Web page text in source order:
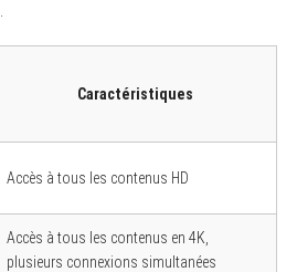
Caractéristiques
Accès à tous les contenus HD
Accès à tous les contenus en 4K,
plusieurs connexions simultanées